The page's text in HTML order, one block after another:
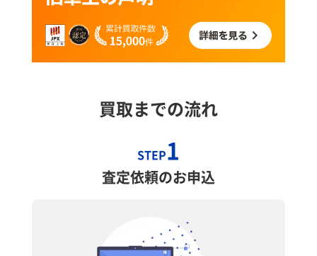
買取までの流れ
STEP1
査定依頼のお申込